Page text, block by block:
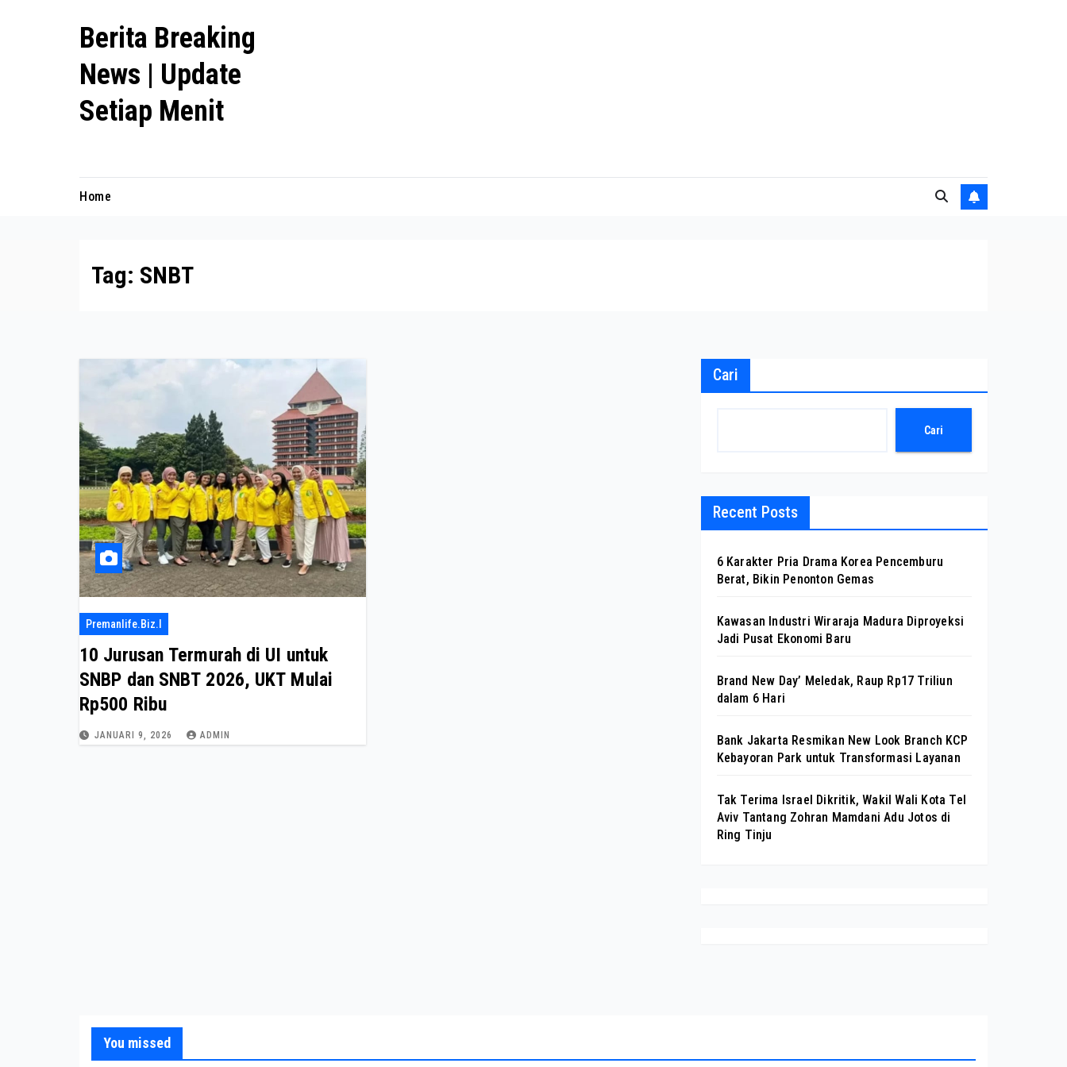
Berita Breaking
News | Update
Setiap Menit
Home
Tag: SNBT
Premanlife.biz.i
10 Jurusan Termurah di UI untuk
SNBP dan SNBT 2026, UKT Mulai
Rp500 Ribu
JANUARI 9, 2026 ADMIN
Cari
Cari
Recent Posts
6 Karakter Pria Drama Korea Pencemburu
Berat, Bikin Penonton Gemas
Kawasan Industri Wiraraja Madura Diproyeksi
Jadi Pusat Ekonomi Baru
Brand New Day’ Meledak, Raup Rp17 Triliun
dalam 6 Hari
Bank Jakarta Resmikan New Look Branch KCP
Kebayoran Park untuk Transformasi Layanan
Tak Terima Israel Dikritik, Wakil Wali Kota Tel
Aviv Tantang Zohran Mamdani Adu Jotos di
Ring Tinju
You missed